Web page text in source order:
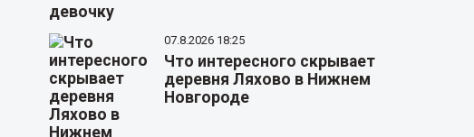
07.8.2026 18:25
Что интересного скрывает
деревня Ляхово в Нижнем
Новгороде